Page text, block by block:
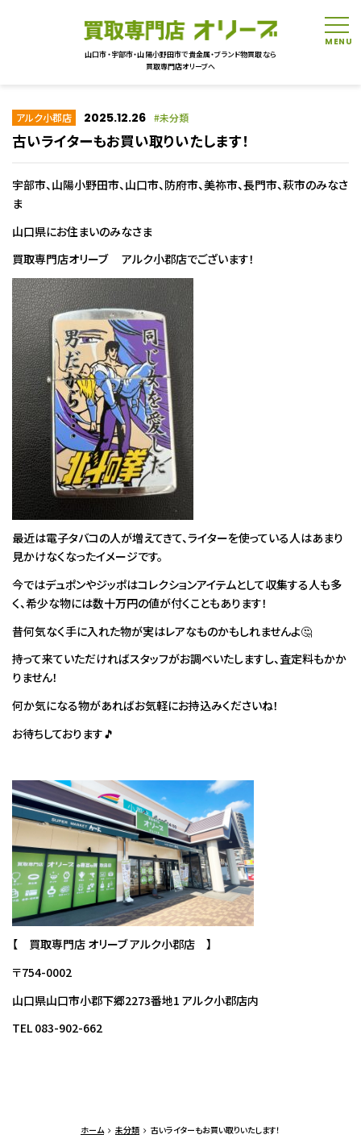
山口市・宇部市・山陽小野田市で貴金属・ブランド物買取なら
買取専門店オリーブへ
アルク小郡店 2025.12.26 未分類
古いライターもお買い取りいたします！
宇部市、山陽小野田市、山口市、防府市、美祢市、長門市、萩市のみなさ
ま
山口県にお住まいのみなさま
買取専門店オリーブ アルク小郡店でございます！
最近は電子タバコの人が増えてきて、ライターを使っている人はあまり
見かけなくなったイメージです。
今ではデュポンやジッポはコレクションアイテムとして収集する人も多
く、希少な物には数十万円の値が付くこともあります！
昔何気なく手に入れた物が実はレアなものかもしれませんよ🤔
持って来ていただければスタッフがお調べいたしますし、査定料もかか
りません！
何か気になる物があればお気軽にお持込みくださいね！
お待ちしております🎵
【 買取専門店 オリーブ アルク小郡店 】
〒754-0002
山口県山口市小郡下郷2273番地1 アルク小郡店内
TEL 083-902-662
ホーム 未分類 古いライターもお買い取りいたします！